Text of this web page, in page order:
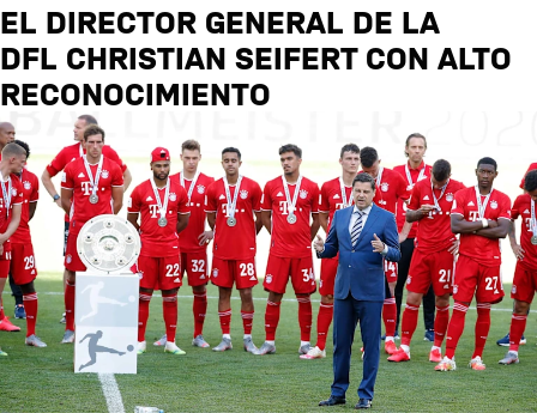
EL DIRECTOR GENERAL DE LA
DFL CHRISTIAN SEIFERT CON ALTO
RECONOCIMIENTO